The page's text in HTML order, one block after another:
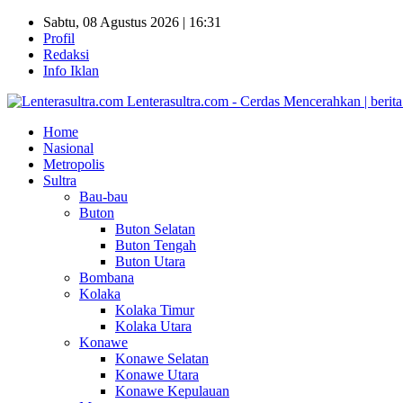
Sabtu, 08 Agustus 2026 | 16:31
Profil
Redaksi
Info Iklan
Lenterasultra.com - Cerdas Mencerahkan |
Home
Nasional
Metropolis
Sultra
Bau-bau
Buton
Buton Selatan
Buton Tengah
Buton Utara
Bombana
Kolaka
Kolaka Timur
Kolaka Utara
Konawe
Konawe Selatan
Konawe Utara
Konawe Kepulauan